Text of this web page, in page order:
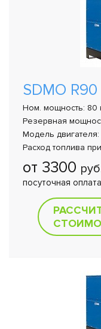
SDMO R90
Ном. мощность: 80
Резервная
Модель
Расход топлива
от 3300
посуточная